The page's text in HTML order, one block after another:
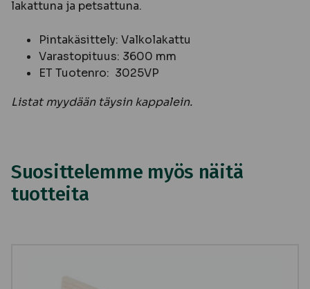
lakattuna ja petsattuna.
Pintakäsittely: Valkolakattu
Varastopituus: 3600 mm
ET Tuotenro: 3025VP
Listat myydään täysin kappalein.
Suosittelemme myös näitä
tuotteita